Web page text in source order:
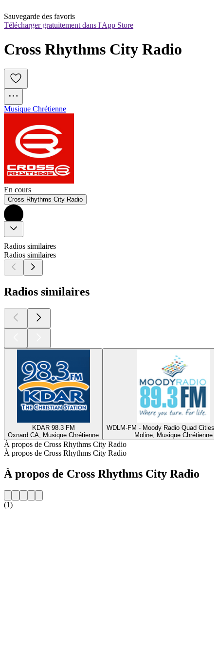
Sauvegarde des favoris
Télécharger gratuitement dans l'App Store
Cross Rhythms City Radio
Musique Chrétienne
En cours
Cross Rhythms City Radio
Radios similaires
Radios similaires
Radios similaires
KDAR 98.3 FM
Oxnard CA, Musique Chrétienne
WDLM-FM - Moody Radio Quad Cities
Moline, Musique Chrétienne
À propos de Cross Rhythms City Radio
À propos de Cross Rhythms City Radio
À propos de Cross Rhythms City Radio
(1)